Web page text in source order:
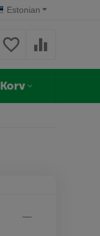
Estonian
Korv